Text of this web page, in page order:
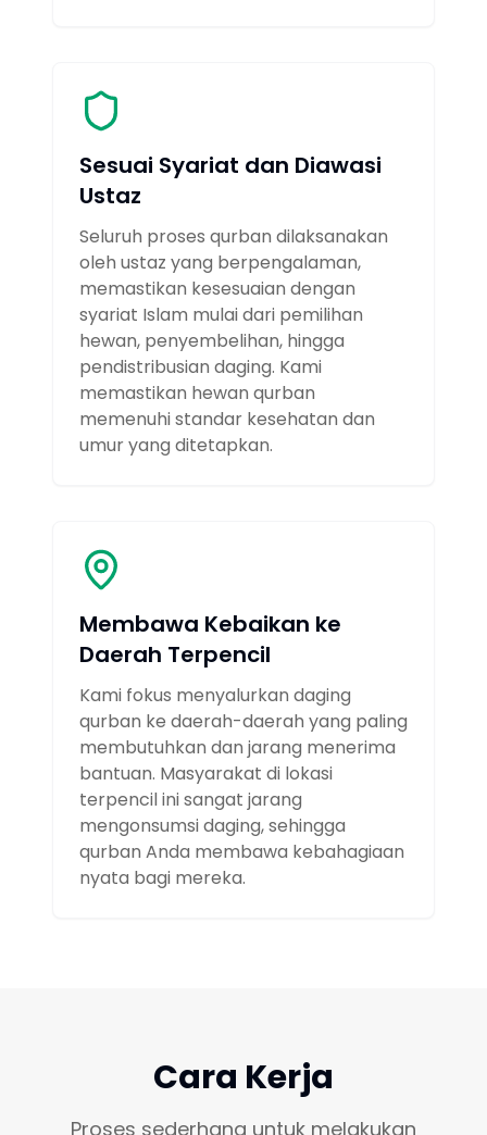
Sesuai Syariat dan Diawasi
Ustaz
Seluruh proses qurban dilaksanakan
oleh ustaz yang berpengalaman,
memastikan kesesuaian dengan
syariat Islam mulai dari pemilihan
hewan, penyembelihan, hingga
pendistribusian daging. Kami
memastikan hewan qurban
memenuhi standar kesehatan dan
umur yang ditetapkan.
Membawa Kebaikan ke
Daerah Terpencil
Kami fokus menyalurkan daging
qurban ke daerah-daerah yang paling
membutuhkan dan jarang menerima
bantuan. Masyarakat di lokasi
terpencil ini sangat jarang
mengonsumsi daging, sehingga
qurban Anda membawa kebahagiaan
nyata bagi mereka.
Cara Kerja
Proses sederhana untuk melakukan